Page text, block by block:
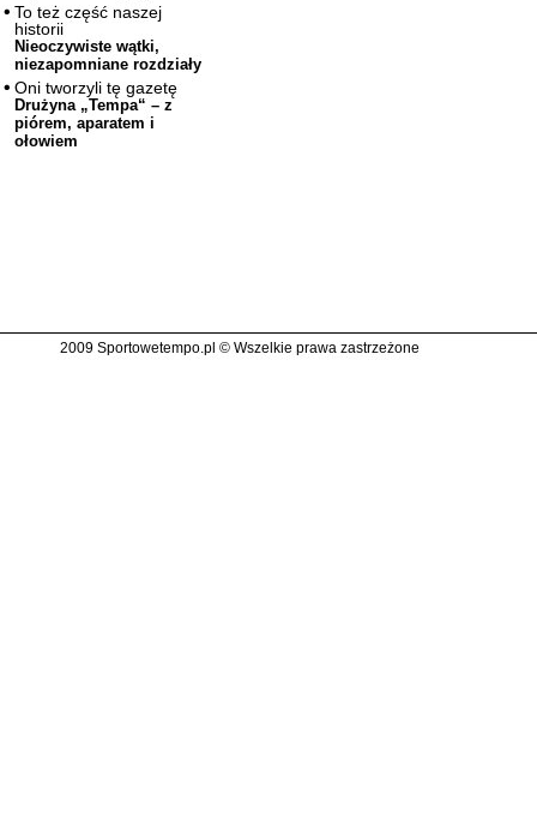
To też część naszej
historii
Nieoczywiste wątki,
niezapomniane rozdziały
Oni tworzyli tę gazetę
Drużyna „Tempa“ – z
piórem, aparatem i
ołowiem
2009 Sportowetempo.pl © Wszelkie prawa zastrzeżone